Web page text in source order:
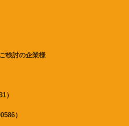
検討の企業様
）
）